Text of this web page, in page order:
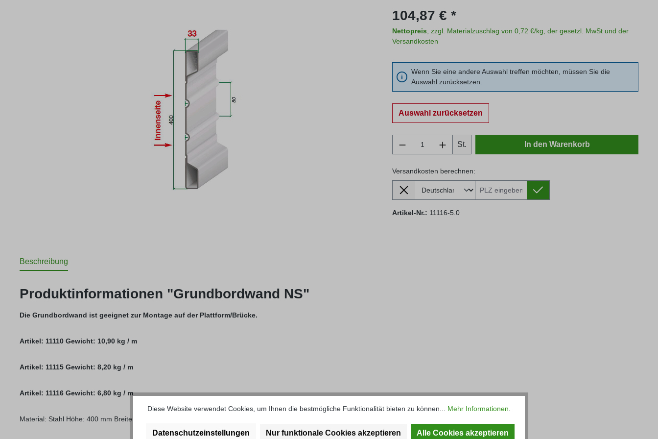
Regulärer Preis:
104,87 € *
Nettopreis , zzgl. Materialzuschlag von 0,72 €/kg, der gesetzl. MwSt und der
Versandkosten
Wenn Sie eine andere Auswahl treffen möchten, müssen Sie die
Auswahl zurücksetzen.
Auswahl zurücksetzen
Produkt Anzahl: Gib den gewünschten Wert ein
St. In den Warenkorb
Versandkosten berechnen:
Lieferland
Versandkosten berechnen:
Artikel-Nr.: 11116-5.0
Beschreibung
Produktinformationen "Grundbordwand NS"
Die Grundbordwand ist geeignet zur Montage auf der Plattform/Brücke.
Artikel: 11110 Gewicht: 10,90 kg / m
Artikel: 11115 Gewicht: 8,20 kg / m
Artikel: 11116 Gewicht: 6,80 kg / m
Material: Stahl Höhe: 400 mm Breite oben: 33 mm Breite unten: 33 mm Blechdicke: 2 mm Dichtleiste: keine Länge: Meterware, in verschiedenen Längen erhältlich.
Diese Website verwendet Cookies, um Ihnen die bestmögliche Funktionalität bieten zu können... Mehr Informationen
Datenschutzeinstellungen Nur funktionale Cookies akzeptieren Alle Cookies akzeptieren